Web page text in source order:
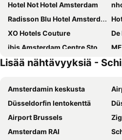
Hotel Not Hotel Amsterdam
Radisson Blu Hotel Amsterdam Airport
XO Hotels Couture
De
ibis Amsterdam Centre Stopera
Volkshotel
Amedia Amsterdam Airport, Trademark Collection By Wyndham
Amsterdam Teleport Hotel
Jaz in the City Amsterdam
XO Hotels Park West
Lisää nähtävyyksiä -
Amsterdamin keskusta
Düsseldorfin lentokenttä
Airport Brussels
Amsterdam RAI